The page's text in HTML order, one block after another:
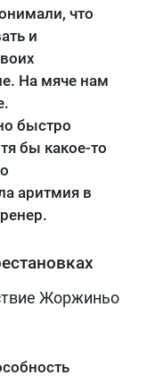
что
и
На мяче нам
быстро
бы какое-то
аритмия в
Жоржиньо